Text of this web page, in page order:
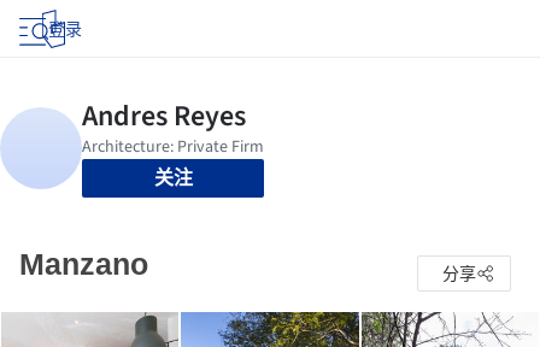
登录
关注
Manzano 分享